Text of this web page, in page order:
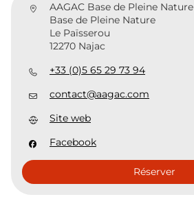
AAGAC Base de Pleine Nature
Base de Pleine Nature
Le Païsserou
12270 Najac
+33 (0)5 65 29 73 94
contact@aagac.com
Site web
Facebook
Réserver